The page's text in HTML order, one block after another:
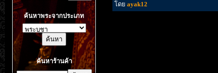
ค้นหาพระจากประเภท
ค้นหาร้านค้า
โดย ayak12